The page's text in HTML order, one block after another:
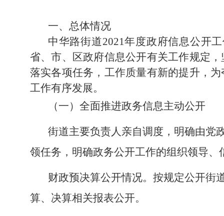
一、 总体情况
中华路街道2021年度政府信息公开
省、市、区政府信息公开有关工作规定
落实各项任务，工作质量有新的提升，
工作有序发展。
（一） 全面推进政务信息主动公开
街道主要负责人亲自调度，明确由党
领任务，明确政务公开工作的组织领导
财政预决算公开情况。按规定公开街
算、决算相关报表公开。